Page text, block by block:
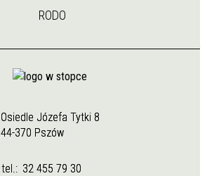
RODO
Osiedle Józefa Tytki 8
44-370 Pszów
tel.: 32 455 79 30